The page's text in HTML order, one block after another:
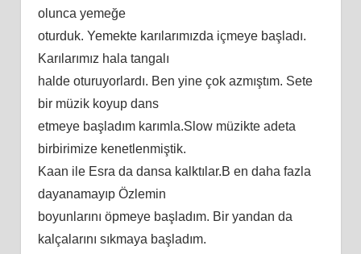
olunca yemeğe
oturduk. Yemekte karılarımızda içmeye başladı.
Karılarımız hala tangalı
halde oturuyorlardı. Ben yine çok azmıştım. Sete
bir müzik koyup dans
etmeye başladım karımla.Slow müzikte adeta
birbirimize kenetlenmiştik.
Kaan ile Esra da dansa kalktılar.B en daha fazla
dayanamayıp Özlemin
boyunlarını öpmeye başladım. Bir yandan da
kalçalarını sıkmaya başladım.